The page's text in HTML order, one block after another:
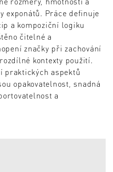
exponátů. Práce definuje
a kompoziční logiku
čitelné a
značky při zachování
kontexty použití.
praktických aspektů
opakovatelnost, snadná
a